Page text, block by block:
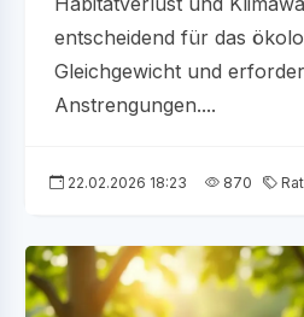
entscheidend für das
Gleichgewicht und
Anstrengungen....
22.02.2026 18:23 870